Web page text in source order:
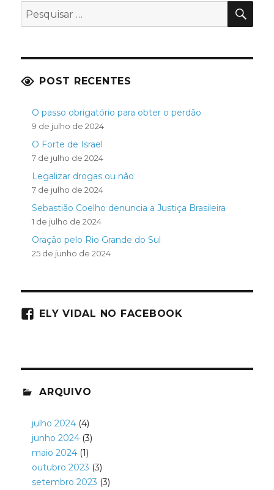
Pesquisar
POST RECENTES
O passo obrigatório para obter o perdão
9 de julho de 2024
O Forte de Israel
7 de julho de 2024
Legalizar drogas ou não
7 de julho de 2024
Sebastião Coelho denuncia a Justiça Brasileira
1 de julho de 2024
Oração pelo Rio Grande do Sul
25 de junho de 2024
ELY VIDAL NO FACEBOOK
ARQUIVO
julho 2024(4)
junho 2024(3)
maio 2024(1)
outubro 2023 (3)
setembro 2023 (3)